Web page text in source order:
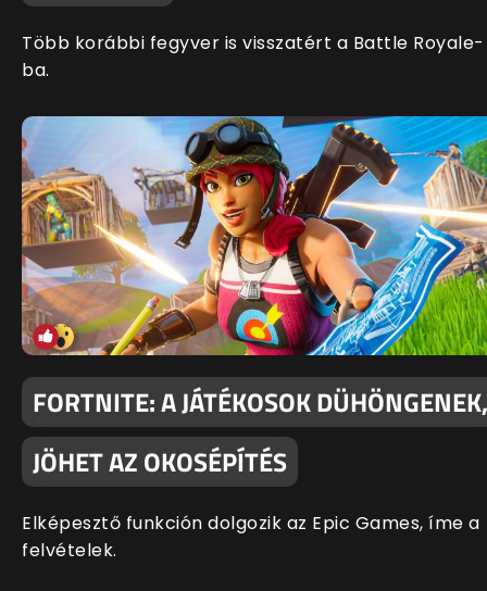
Több korábbi fegyver is visszatért a Battle Royale-
ba.
FORTNITE: A JÁTÉKOSOK DÜHÖNGENEK,
JÖHET AZ OKOSÉPÍTÉS
Elképesztő funkción dolgozik az Epic Games, íme a
felvételek.